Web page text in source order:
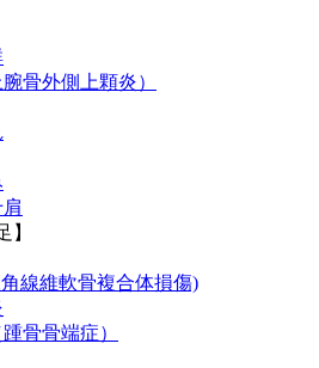
骨外側上顆炎）
】
線維軟骨複合体損傷)
骨骨端症）